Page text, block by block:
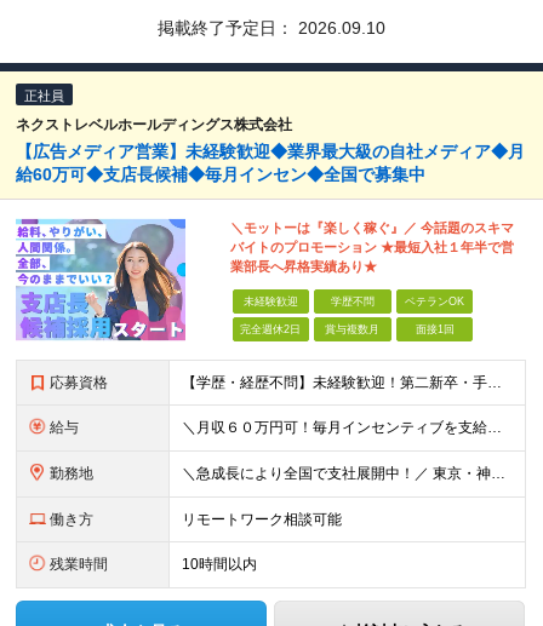
掲載終了予定日： 2026.09.10
正社員
ネクストレベルホールディングス株式会社
【広告メディア営業】未経験歓迎◆業界最大級の自社メディア◆月
給60万可◆支店長候補◆毎月インセン◆全国で募集中
＼モットーは『楽しく稼ぐ』／ 今話題のスキマ
バイトのプロモーション ★最短⼊社１年半で営
業部⻑へ昇格実績あり★
未経験歓迎 学歴不問 ベテランOK
完全週休2日 賞与複数月 面接1回
応募資格 【学歴・経歴不問】未経験歓迎！第⼆新卒・⼿に職をつけたい・新たな挑戦者⼤歓迎！⼈柄・意欲重視の採⽤♪ ＼これまでの経験・スキルは⼀切不問／ 新たな⼀歩を全⼒で応援します！ ★経歴・学歴不問 ★未経
給与 ＼⽉収６０万円可！毎⽉インセンティブを⽀給／ ⽉給３０万円〜+ダブルインセンティブ（個⼈+⽀店達成率に応じて） ※営業⼿当含む ▼下記固定残業代を含みます ・関東圏：5万8000円〜（⽉36h分）＋
勤務地 ＼急成⻑により全国で⽀社展開中！／ 東京・神奈川・埼⽟・千葉・⼤阪・名古屋・神⼾・新潟・⾦沢・京都・広島・福岡などで募集中！ ★東京、⼤阪、名古屋、福岡は急募のため、特に選考優遇します★ ◎勤務地は
働き方 リモートワーク相談可能
残業時間 10時間以内